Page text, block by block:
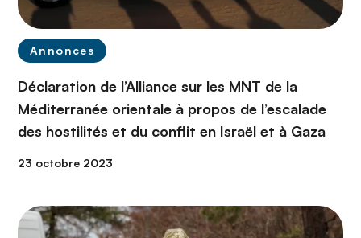
Annonces
Déclaration de l’Alliance sur les MNT de la
Méditerranée orientale à propos de l’escalade
des hostilités et du conflit en Israël et à Gaza
23 octobre 2023